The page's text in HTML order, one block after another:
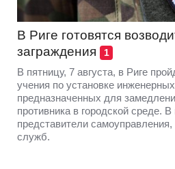
В Риге готовятся
заграждения
1
В пятницу, 7 августа, в Риге
учения по установке
предназначенных для
противника в городской среде.
представители
служб.